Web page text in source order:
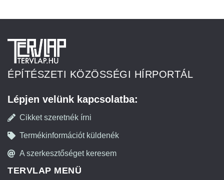
ÉPÍTÉSZETI KÖZÖSSÉGI HÍRPORTÁL
Lépjen velünk kapcsolatba:
Cikket szeretnék írni
Termékinformációt küldenék
A szerkesztőséget keresem
TERVLAP MENÜ